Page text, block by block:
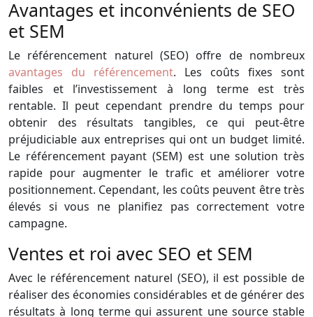
Avantages et inconvénients de SEO
et SEM
Le référencement naturel (SEO) offre de nombreux
avantages du référencement. Les coûts fixes sont
faibles et l’investissement à long terme est très
rentable. Il peut cependant prendre du temps pour
obtenir des résultats tangibles, ce qui peut-être
préjudiciable aux entreprises qui ont un budget limité.
Le référencement payant (SEM) est une solution très
rapide pour augmenter le trafic et améliorer votre
positionnement. Cependant, les coûts peuvent être très
élevés si vous ne planifiez pas correctement votre
campagne.
Ventes et roi avec SEO et SEM
Avec le référencement naturel (SEO), il est possible de
réaliser des économies considérables et de générer des
résultats à long terme qui assurent une source stable